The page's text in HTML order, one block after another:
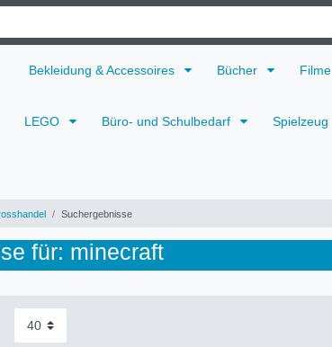
Bekleidung & Accessoires Bücher Filme
LEGO Büro- und Schulbedarf Spielzeug
Suchergebnisse
für: minecraft